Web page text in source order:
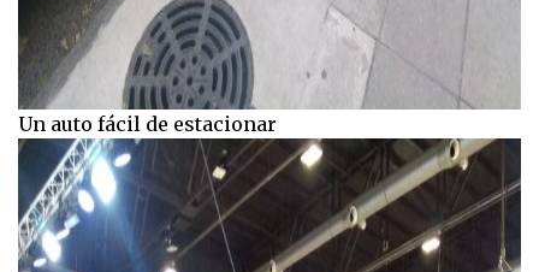
Un auto fácil de estacionar